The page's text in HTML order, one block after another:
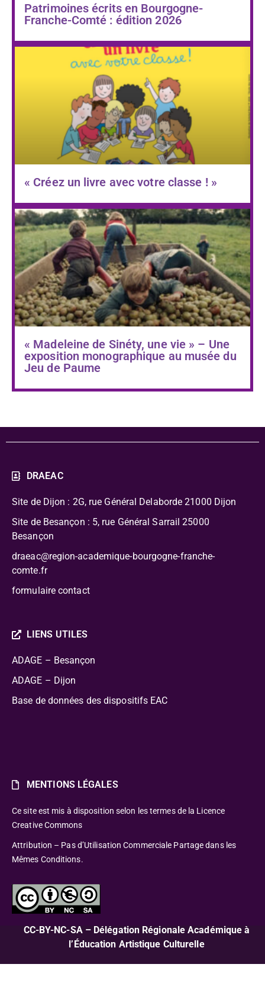
Patrimoines écrits en Bourgogne-
Franche-Comté : édition 2026
« Créez un livre avec votre classe ! »
« Madeleine de Sinéty, une vie » – Une
exposition monographique au musée du
Jeu de Paume
DRAEAC
Site de Dijon : 2G, rue Général Delaborde 21000 Dijon
Site de Besançon : 5, rue Général Sarrail 25000
Besançon
draeac@region-academique-bourgogne-franche-
comte.fr
formulaire contact
LIENS UTILES
ADAGE – Besançon
ADAGE – Dijon
Base de données des dispositifs EAC
MENTIONS LÉGALES
Ce site est mis à disposition selon les termes de la Licence
Creative Commons
Attribution – Pas d’Utilisation Commerciale Partage dans les
Mêmes Conditions.
CC-BY-NC-SA – Délégation Régionale Académique à
l’Éducation Artistique Culturelle